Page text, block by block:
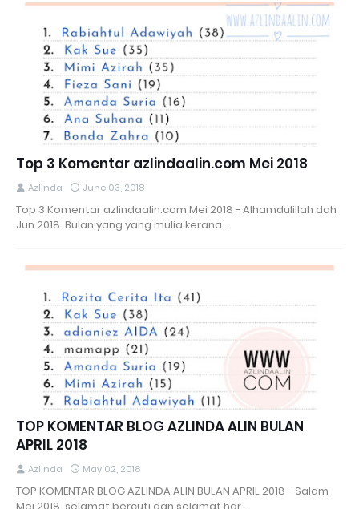
Top 3 Komentar azlindaalin.com Mei 2018
Azlinda June 03, 2018
Top 3 Komentar azlindaalin.com Mei 2018 - Alhamdulillah dah
Jun 2018. Bulan yang yang mulia kerana…
TOP KOMENTAR BLOG AZLINDA ALIN BULAN
APRIL 2018
Azlinda May 02, 2018
TOP KOMENTAR BLOG AZLINDA ALIN BULAN APRIL 2018 - Salam